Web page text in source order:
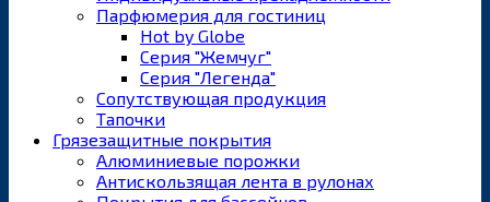
Парфюмерия для гостиниц
Hot by Globe
Серия "Жемчуг"
Серия "Легенда"
Сопутствующая продукция
Тапочки
Грязезащитные покрытия
Алюминиевые порожки
Антискользящая лента в рулонах